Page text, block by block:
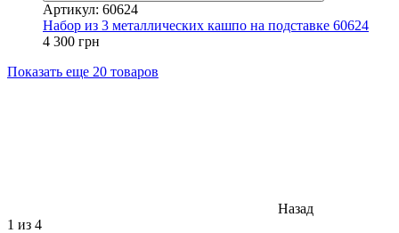
Артикул: 60624
Набор из 3 металлических кашпо на подставке 60624
4 300 грн
Показать еще 20 товаров
Назад
1 из 4